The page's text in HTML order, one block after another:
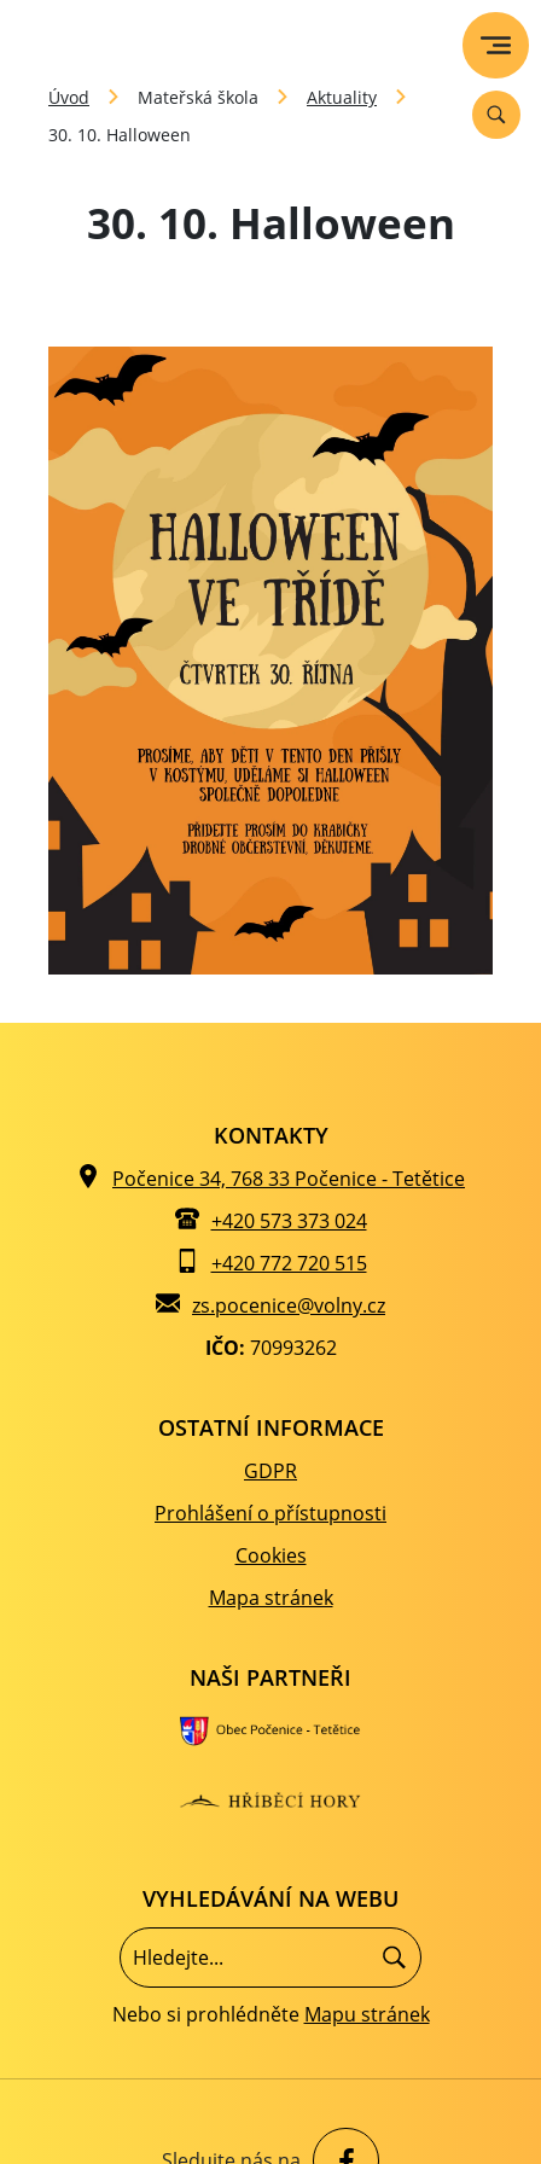
Úvod Mateřská škola
Aktuality
30. 10. Halloween
30. 10. Halloween
KONTAKTY
Počenice 34, 768 33 Počenice - Tetětice
+420 573 373 024
+420 772 720 515
zs.pocenice@volny.cz
IČO: 70993262
OSTATNÍ INFORMACE
GDPR
Prohlášení o přístupnosti
Cookies
Mapa stránek
NAŠI PARTNEŘI
VYHLEDÁVÁNÍ NA WEBU
Nebo si prohlédněte Mapu stránek